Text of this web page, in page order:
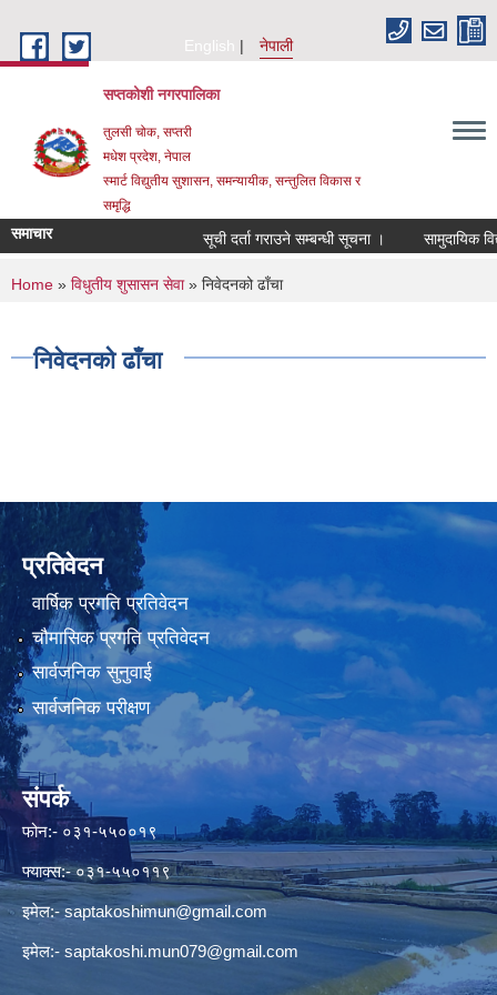
English
नेपाली
सप्तकोशी नगरपालिका
तुलसी चोक, सप्तरी
मधेश प्रदेश, नेपाल
स्मार्ट विद्युतीय सुशासन, समन्यायीक, सन्तुलित विकास र
समृद्धि
समाचार सूची दर्ता गराउने सम्बन्धी सूचना । सामुदायिक
You are here
Home » विधुतीय शुसासन सेवा» निवेदनको ढाँचा
निवेदनको ढाँचा
प्रतिवेदन
वार्षिक प्रगति प्रतिवेदन
चौमासिक प्रगति प्रतिवेदन
सार्वजनिक सुनुवाई
सार्वजनिक परीक्षण
संपर्क
फोन:- ०३१-५५००१९
फ्याक्स:- ०३१-५५०११९
इमेल:- saptakoshimun@gmail.com
इमेल:- saptakoshi.mun079@gmail.com